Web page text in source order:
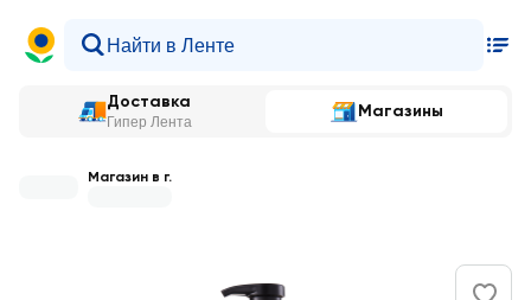
Доставка
Гипер Лента
Магазины
Магазин в г.